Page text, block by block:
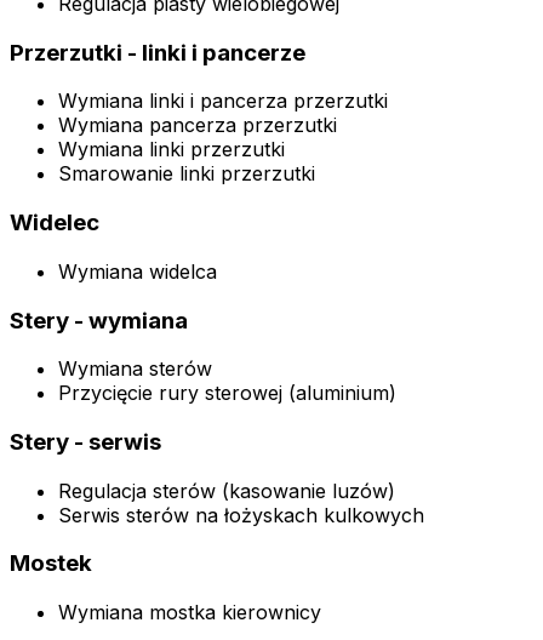
Przerzutki - linki i pancerze
Wymiana linki i pancerza przerzutki
Wymiana pancerza przerzutki
Wymiana linki przerzutki
Smarowanie linki przerzutki
Widelec
Wymiana widelca
Stery - wymiana
Wymiana sterów
Przycięcie rury sterowej (aluminium)
Stery - serwis
Regulacja sterów (kasowanie luzów)
Serwis sterów na łożyskach kulkowych
Mostek
Wymiana mostka kierownicy